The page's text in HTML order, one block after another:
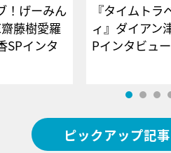
！げーみん
藤樹愛羅
SPインタ
『タイムトラ
ィ』ダイアン
Pインタ
ピックアップ記